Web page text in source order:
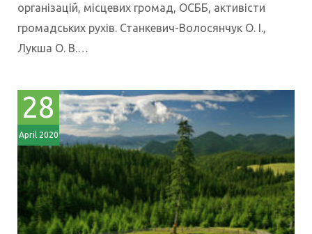
організацій, місцевих громад, ОСББ, активісти
громадських рухів. Станкевич-Волосянчук О. І.,
Лукша О. В.…
28
April 2020